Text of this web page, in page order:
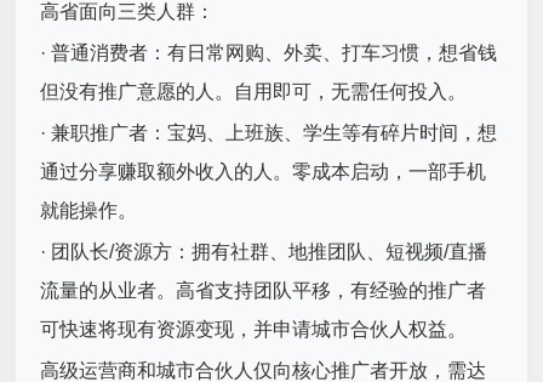
高省面向三类人群：
· 普通消费者：有日常网购、外卖、打车习惯，想省钱
但没有推广意愿的人。自用即可，无需任何投入。
· 兼职推广者：宝妈、上班族、学生等有碎片时间，想
通过分享赚取额外收入的人。零成本启动，一部手机
就能操作。
· 团队长/资源方：拥有社群、地推团队、短视频/直播
流量的从业者。高省支持团队平移，有经验的推广者
可快速将现有资源变现，并申请城市合伙人权益。
高级运营商和城市合伙人仅向核心推广者开放，需达